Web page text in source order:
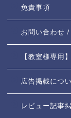
免責事項
お問い合わせ
【教室様専用
広告掲載につ
レビュー記事